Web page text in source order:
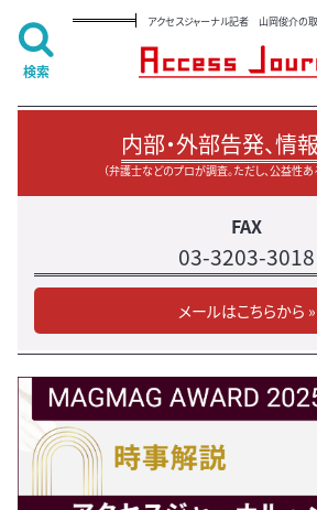
アクセスジャーナル記者 山岡俊介の
内部・外部告発、情
（弁護士などのプロが調査。ただし、公益性あ
FAX
03-3203-3018
メールはこちらから »
検索